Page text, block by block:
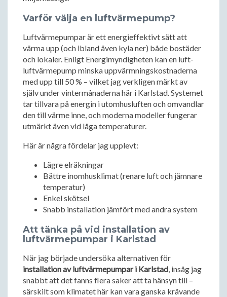
Varför välja en luftvärmepump?
Luftvärmepumpar är ett energieffektivt sätt att
värma upp (och ibland även kyla ner) både bostäder
och lokaler. Enligt Energimyndigheten kan en luft-
luftvärmepump minska uppvärmningskostnaderna
med upp till 50 % – vilket jag verkligen märkt av
själv under vintermånaderna här i Karlstad. Systemet
tar tillvara på energin i utomhusluften och omvandlar
den till värme inne, och moderna modeller fungerar
utmärkt även vid låga temperaturer.
Här är några fördelar jag upplevt:
Lägre elräkningar
Bättre inomhusklimat (renare luft och jämnare
temperatur)
Enkel skötsel
Snabb installation jämfört med andra system
Att tänka på vid installation av
luftvärmepumpar i Karlstad
När jag började undersöka alternativen för
installation av luftvärmepumpar i Karlstad, insåg jag
snabbt att det fanns flera saker att ta hänsyn till –
särskilt som klimatet här kan vara ganska krävande